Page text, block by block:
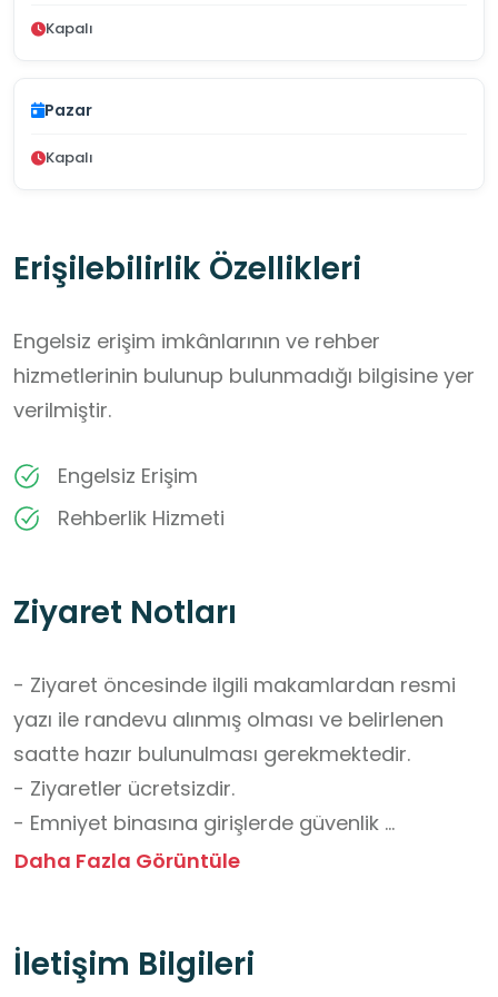
Kapalı
Pazar
Kapalı
Erişilebilirlik Özellikleri
Engelsiz erişim imkânlarının ve rehber
hizmetlerinin bulunup bulunmadığı bilgisine yer
verilmiştir.
Engelsiz Erişim
Rehberlik Hizmeti
Ziyaret Notları
- Ziyaret öncesinde ilgili makamlardan resmi
yazı ile randevu alınmış olması ve belirlenen
saatte hazır bulunulması gerekmektedir.
- Ziyaretler ücretsizdir.
- Emniyet binasına girişlerde güvenlik
protokolleri gereği üst araması ve kontrol
- Fotoğraf, video veya ses kaydı sadece
Daha Fazla Görüntüle
İletişim Bilgileri